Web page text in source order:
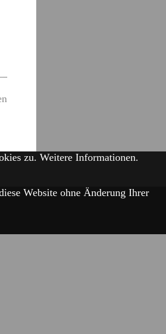
zu. Weitere Informationen.
Website ohne Änderung Ihrer